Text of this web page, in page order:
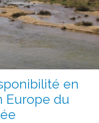
en
Europe du